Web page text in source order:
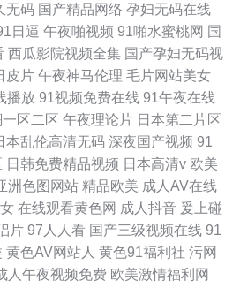
无码 国产精品网络 孕妇无码在线
日逼 午夜啪视频 91啪水蜜桃网 国
西瓜影院视频全集 国产孕妇无码视
皮片 午夜神马伦理 毛片网站美女
播放 91视频免费在线 91午夜在线
区二区 午夜理论片 日本第二片区
本乱伦高清无码 深夜国产视频 91
日韩免费精品视频 日本高清v 欧美
洲色图网站 精品欧美 成人AV在线
在线观看黄色网 成人抖音 爰上碰
片 97人人看 国产三级视频在线 91
黄色AV网站人 黄色91福利社 污网
人午夜视频免费 欧美激情福利网